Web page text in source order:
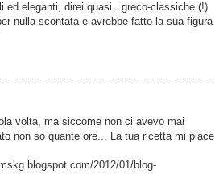
ed eleganti, direi quasi...greco-classiche (!)
nulla scontata e avrebbe fatto la sua figura
volta, ma siccome non ci avevo mai
non so quante ore... La tua ricetta mi piace
2012/01/blog-